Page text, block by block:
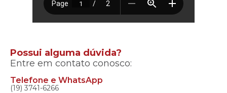
Possui alguma dúvida?
Entre em contato conosco:
Telefone e WhatsApp
(19) 3741-6266